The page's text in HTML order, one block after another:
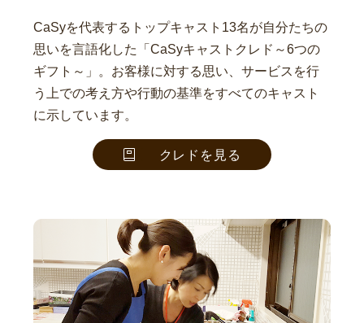
CaSyを代表するトップキャスト13名が自分たちの
思いを言語化した「CaSyキャストクレド～6つの
ギフト～」。お客様に対する思い、サービスを行
う上での考え方や行動の基準をすべてのキャスト
に示しています。
クレドを見る